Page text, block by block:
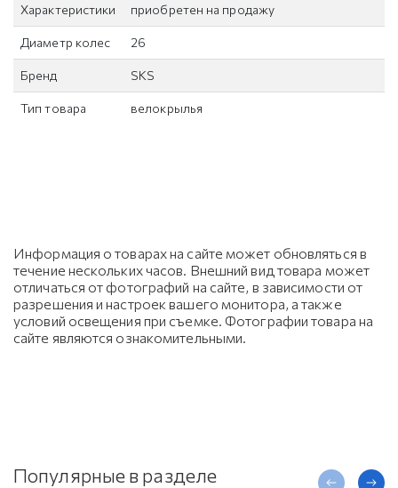
Характеристики
приобретен на продажу
Диаметр колес 26
Бренд SKS
Тип товара велокрылья
Информация о товарах на сайте может обновляться в
течение нескольких часов. Внешний вид товара может
отличаться от фотографий на сайте, в зависимости от
разрешения и настроек вашего монитора, а также
условий освещения при съемке. Фотографии товара на
сайте являются ознакомительными.
Популярные в разделе